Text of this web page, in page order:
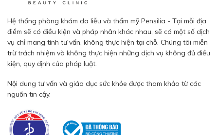
Hệ thống phòng khám da liễu và thẩm mỹ Pensilia - Tại mỗi địa
điểm sẽ có điều kiện và pháp nhân khác nhau, sẽ có một số dịch
vụ chỉ mang tính tư vấn, không thực hiện tại chỗ. Chúng tôi miễn
trừ trách nhiệm và không thực hiện những dịch vụ không đủ điều
kiện, quy định của pháp luật.
Nội dung tư vấn và giáo dục sức khỏe được tham khảo từ các
nguồn tin cậy.